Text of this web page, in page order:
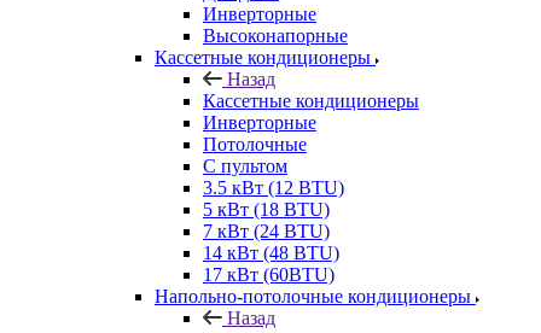
Инверторные
Высоконапорные
Кассетные кондиционеры
Назад
Кассетные кондиционеры
Инверторные
Потолочные
С пультом
3.5 кВт (12 BTU)
5 кВт (18 BTU)
7 кВт (24 BTU)
14 кВт (48 BTU)
17 кВт (60BTU)
Напольно-потолочные кондиционеры
Назад